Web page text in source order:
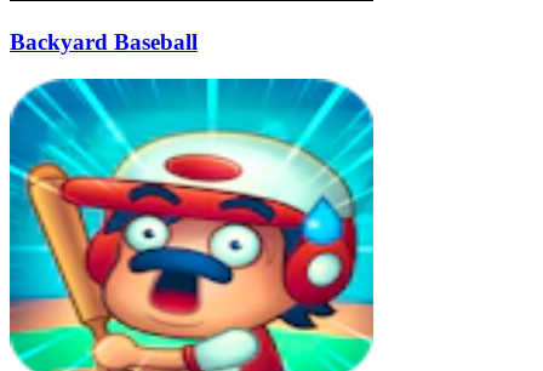
Backyard Baseball